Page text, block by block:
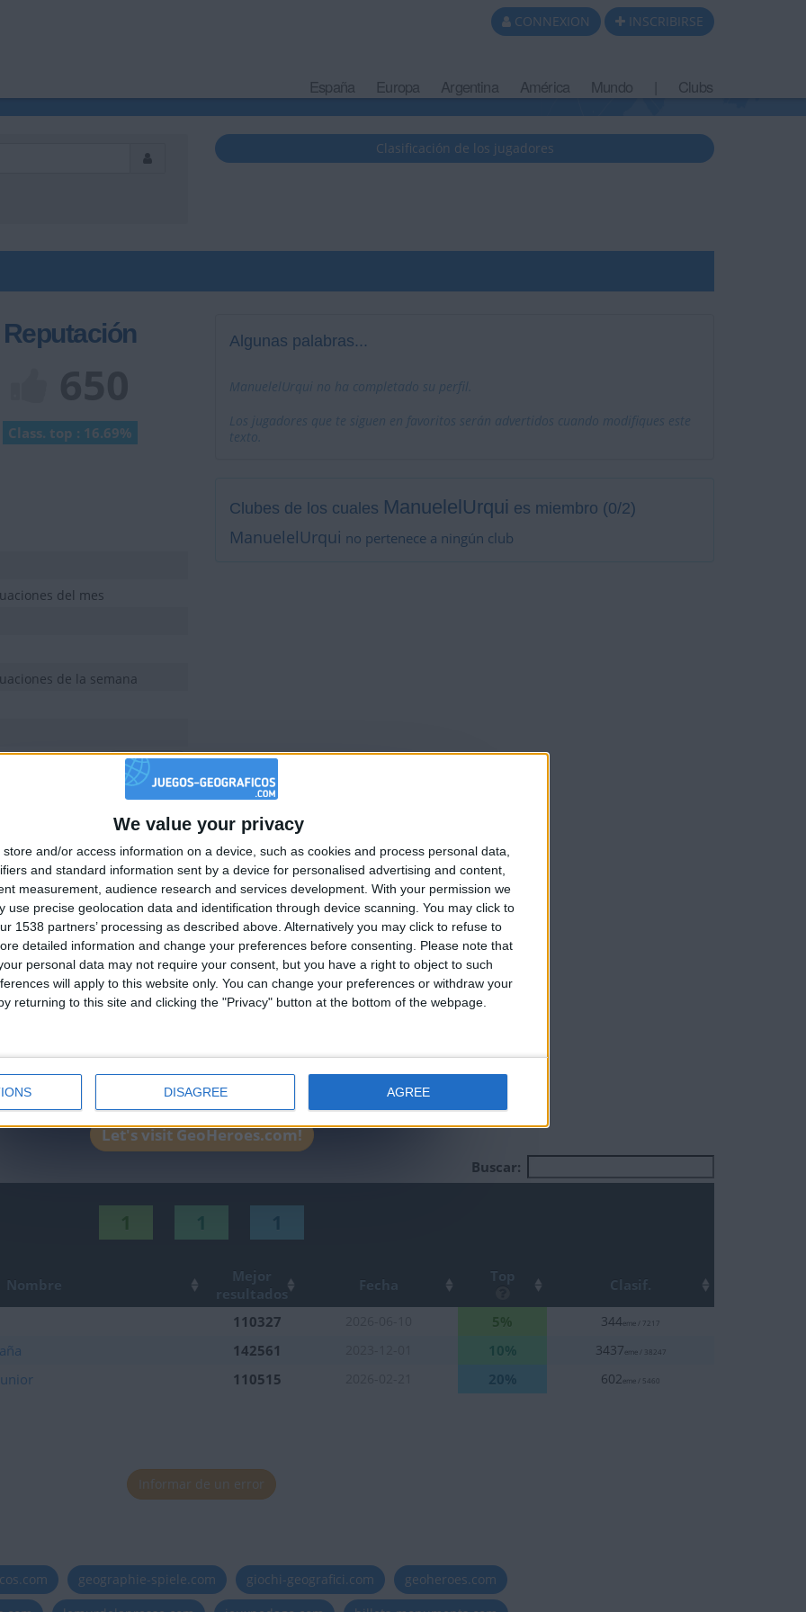
We value your privacy
store and/or access information on a device, such as cookies and process personal data,
and standard information sent by a device for personalised advertising and content,
measurement, audience research and services development. With your permission we
use precise geolocation data and identification through device scanning. You may click to
1538 partners’ processing as described above. Alternatively you may click to refuse to
detailed information and change your preferences before consenting.
Please note that
personal data may not require your consent, but you have a right to object to such
will apply to this website only. You can change your preferences or withdraw your
returning to this site and clicking the "Privacy" button at the bottom of the webpage.
DISAGREE AGREE
CONNEXION INSCRIBIRSE
España Europa Argentina América Mundo Clubs
Clasificación de los jugadores
Reputación
Class. top : 16.69%
del mes
de la semana
de la semana
Mostrar todo
Algunas palabras...
ManuelelUrqui no ha completado su perfil.
Los jugadores que te siguen en favoritos serán advertidos cuando modifiques este
texto.
Clubes de los cuales ManuelelUrqui es miembro (0/2)
ManuelelUrqui no pertenece a ningún club
No está entre los favoritos de nadie
Buscar:
1 1
Nombre
Mejor
resultados
Fecha Top Clasif.
110327 5% 344eme / 7217
142561 10% 3437eme / 38247
110515 20% 602eme / 5460
Informar de un error
geographie-spiele.com giochi-geografici.com
geoheroes.com
🇺🇸 We noticed you’re visiting from
an English-speaking country
Join our American version now and be among
the firsts to submit your score on our
leaderboards!
Let's visit GeoHeroes.com!